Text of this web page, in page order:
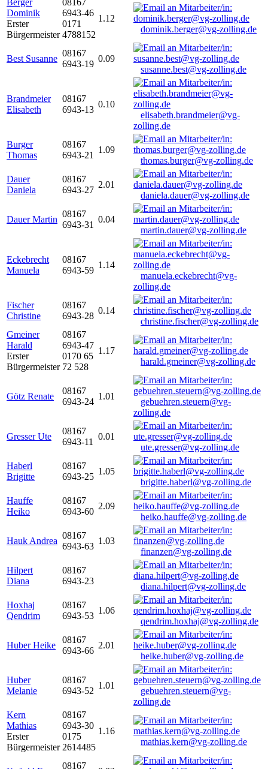
Berger
Dominik
Erster
Bürgermeister
08167
6943-46
0171
4788152
1.12
dominik.berger@vg-zolling.de
Best Susanne
08167
6943-19
0.09
susanne.best@vg-zolling.de
Brandmeier
Elisabeth
08167
6943-13
0.10
elisabeth.brandmeier@vg-
zolling.de
Burger
Thomas
08167
6943-21
1.09
thomas.burger@vg-zolling.de
Dauer
Daniela
08167
6943-27
2.01
daniela.dauer@vg-zolling.de
Dauer Martin
08167
6943-31
0.04
martin.dauer@vg-zolling.de
Eckebrecht
Manuela
08167
6943-59
1.14
manuela.eckebrecht@vg-
zolling.de
Fischer
Christine
08167
6943-28
0.14
christine.fischer@vg-zolling.de
Gmeiner
Harald
Erster
Bürgermeister
08167
6943-47
0170 65
72 528
1.17
harald.gmeiner@vg-zolling.de
Götz Renate
08167
6943-24
1.01
gebuehren.steuern@vg-
zolling.de
Gresser Ute
08167
6943-11
0.01
ute.gresser@vg-zolling.de
Haberl
Brigitte
08167
6943-25
1.05
brigitte.haberl@vg-zolling.de
Hauffe
Heiko
08167
6943-60
2.09
heiko.hauffe@vg-zolling.de
Hauk Andrea
08167
6943-63
1.03
finanzen@vg-zolling.de
Hilpert
Diana
08167
6943-23
diana.hilpert@vg-zolling.de
Hoxhaj
Qendrim
08167
6943-53
1.06
qendrim.hoxhaj@vg-zolling.de
Huber Heike
08167
6943-66
2.01
heike.huber@vg-zolling.de
Huber
Melanie
08167
6943-52
1.01
gebuehren.steuern@vg-
zolling.de
Kern
Mathias
Erster
Bürgermeister
08167
6943-30
0175
2614485
1.16
mathias.kern@vg-zolling.de
08167